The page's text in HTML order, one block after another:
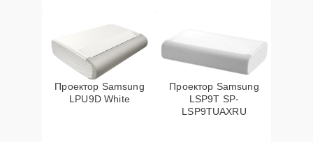
Проектор Samsung
LPU9D White
Проектор Samsung
LSP9T SP-
LSP9TUAXRU